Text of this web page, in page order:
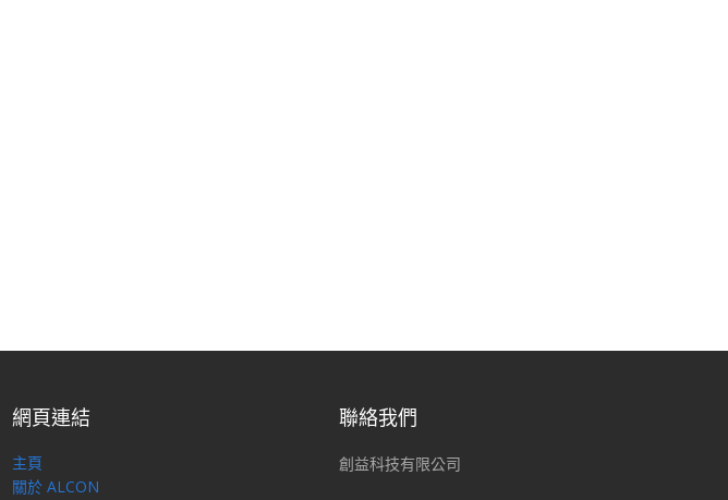
網頁連結
主頁
關於 ALCON
聯絡我們
創益科技有限公司